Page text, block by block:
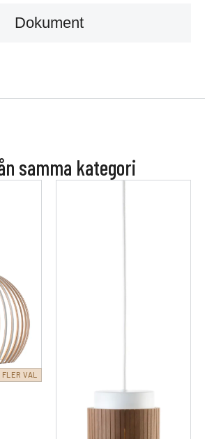
Dokument
samma kategori
FLER VAL